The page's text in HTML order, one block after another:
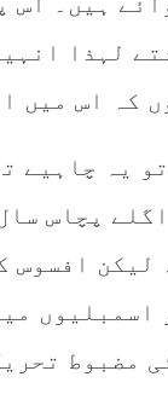
لہذا
کہ اس میں
یہ چاہیے
پچاس
لیکن افسوس
اسمبلیوں
مضبوط